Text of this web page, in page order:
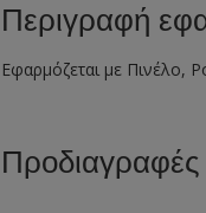
Περιγραφή
Εφαρμόζεται με Πινέλο,